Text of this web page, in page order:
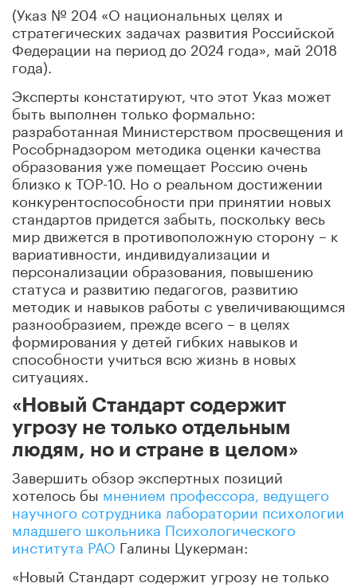
(Указ № 204 «О национальных целях и
стратегических задачах развития Российской
Федерации на период до 2024 года», май 2018
года).
Эксперты констатируют, что этот Указ может
быть выполнен только формально:
разработанная Министерством просвещения и
Рособрнадзором методика оценки качества
образования уже помещает Россию очень
близко к ТОР-10. Но о реальном достижении
конкурентоспособности при принятии новых
стандартов придется забыть, поскольку весь
мир движется в противоположную сторону – к
вариативности, индивидуализации и
персонализации образования, повышению
статуса и развитию педагогов, развитию
методик и навыков работы с увеличивающимся
разнообразием, прежде всего – в целях
формирования у детей гибких навыков и
способности учиться всю жизнь в новых
ситуациях.
«Новый Стандарт содержит
угрозу не только отдельным
людям, но и стране в целом»
Завершить обзор экспертных позиций
хотелось бы мнением профессора, ведущего
научного сотрудника лаборатории психологии
младшего школьника Психологического
института РАО Галины Цукерман:
«Новый Стандарт содержит угрозу не только